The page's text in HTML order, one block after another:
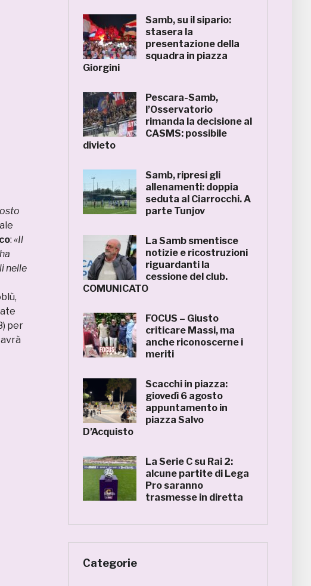
: «Il
nelle
per
Samb, su il sipario:
stasera la
presentazione della
squadra in piazza
Giorgini
Pescara-Samb,
l’Osservatorio
rimanda la decisione al
CASMS: possibile
divieto
Samb, ripresi gli
allenamenti: doppia
seduta al Ciarrocchi. A
parte Tunjov
La Samb smentisce
notizie e ricostruzioni
riguardanti la
cessione del club.
COMUNICATO
FOCUS – Giusto
criticare Massi, ma
anche riconoscerne i
meriti
Scacchi in piazza:
giovedì 6 agosto
appuntamento in
piazza Salvo
D’Acquisto
La Serie C su Rai 2:
alcune partite di Lega
Pro saranno
trasmesse in diretta
Categorie